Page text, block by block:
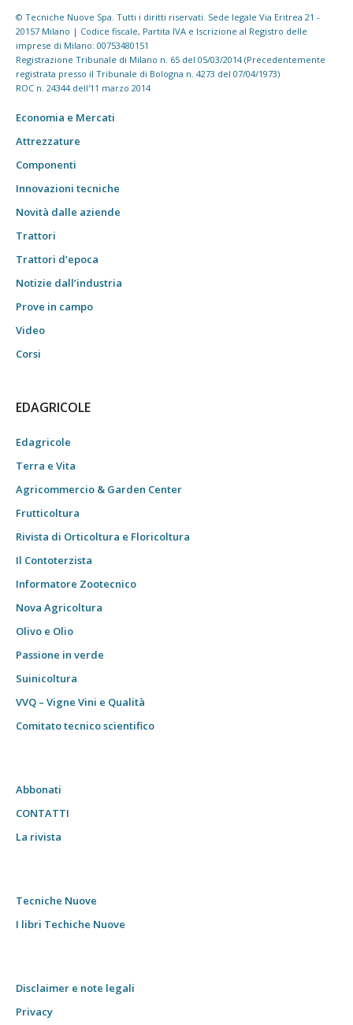
© Tecniche Nuove Spa. Tutti i diritti riservati. Sede legale Via Eritrea 21 -
20157 Milano | Codice fiscale, Partita IVA e Iscrizione al Registro delle
imprese di Milano: 00753480151
Registrazione Tribunale di Milano n. 65 del 05/03/2014 (Precedentemente
registrata presso il Tribunale di Bologna n. 4273 del 07/04/1973)
ROC n. 24344 dell'11 marzo 2014
Economia e Mercati
Attrezzature
Componenti
Innovazioni tecniche
Novità dalle aziende
Trattori
Trattori d’epoca
Notizie dall’industria
Prove in campo
Video
Corsi
EDAGRICOLE
Edagricole
Terra e Vita
Agricommercio & Garden Center
Frutticoltura
Rivista di Orticoltura e Floricoltura
Il Contoterzista
Informatore Zootecnico
Nova Agricoltura
Olivo e Olio
Passione in verde
Suinicoltura
VVQ – Vigne Vini e Qualità
Comitato tecnico scientifico
Abbonati
CONTATTI
La rivista
Tecniche Nuove
I libri Techiche Nuove
Disclaimer e note legali
Privacy